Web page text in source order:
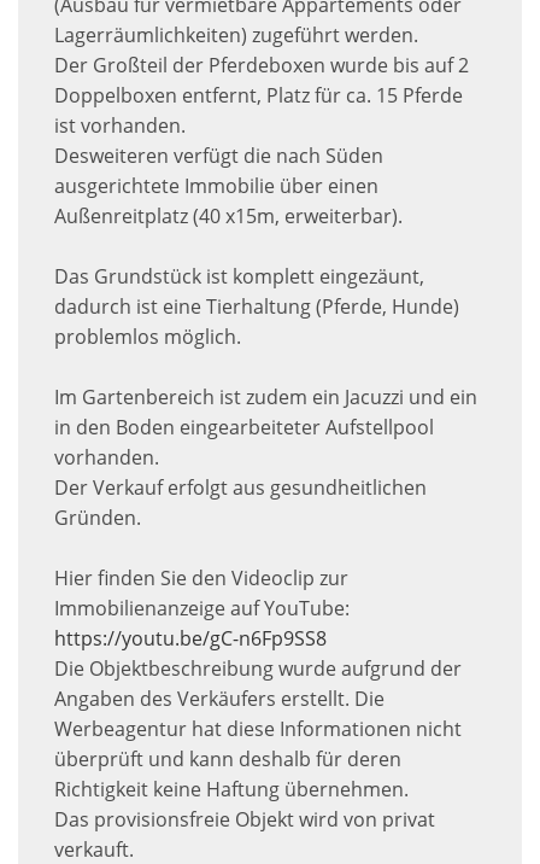
Lagerräumlichkeiten) zugeführt werden.
Der Großteil der Pferdeboxen wurde bis auf 2
Doppelboxen entfernt, Platz für ca. 15 Pferde
ist vorhanden.
Desweiteren verfügt die nach Süden
ausgerichtete Immobilie über einen
Außenreitplatz (40 x15m, erweiterbar).
Das Grundstück ist komplett eingezäunt,
dadurch ist eine Tierhaltung (Pferde, Hunde)
problemlos möglich.
Im Gartenbereich ist zudem ein Jacuzzi und ein
in den Boden eingearbeiteter Aufstellpool
vorhanden.
Der Verkauf erfolgt aus gesundheitlichen
Gründen.
Hier finden Sie den Videoclip zur
Immobilienanzeige auf YouTube:
https://youtu.be/gC-n6Fp9SS8
Die Objektbeschreibung wurde aufgrund der
Angaben des Verkäufers erstellt. Die
Werbeagentur hat diese Informationen nicht
überprüft und kann deshalb für deren
Richtigkeit keine Haftung übernehmen.
Das provisionsfreie Objekt wird von privat
verkauft.